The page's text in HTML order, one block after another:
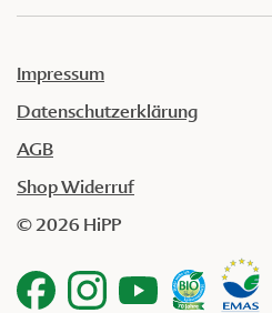
Impressum
Datenschutzerklärung
AGB
Shop Widerruf
© 2026 HiPP